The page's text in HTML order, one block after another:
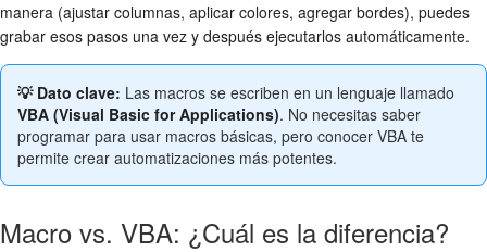
manera (ajustar columnas, aplicar colores, agregar bordes), puedes
grabar esos pasos una vez y después ejecutarlos automáticamente.
💡 Dato clave: Las macros se escriben en un lenguaje llamado
VBA (Visual Basic for Applications). No necesitas saber
programar para usar macros básicas, pero conocer VBA te
permite crear automatizaciones más potentes.
Macro vs. VBA: ¿Cuál es la diferencia?